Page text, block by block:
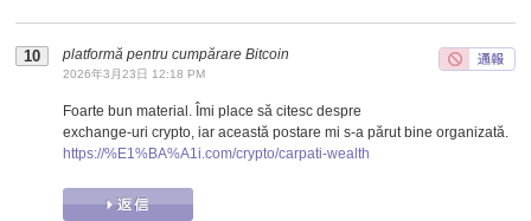
platformă pentru cumpărare Bitcoin
2026年3月23日 12:18 PM
Foarte bun material. Îmi place să citesc despre
exchange-uri crypto, iar această postare mi s-a părut bine organizată.
https://%E1%BA%A1i.com/crypto/carpati-wealth